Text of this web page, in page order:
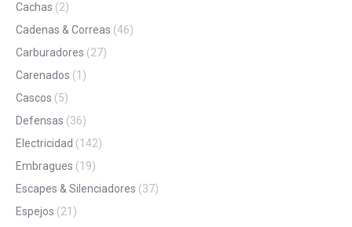
Cachas (2)
Cadenas & Correas (46)
Carburadores (27)
Carenados (1)
Cascos (5)
Defensas (36)
Electricidad (142)
Embragues (19)
Escapes & Silenciadores (37)
Espejos (21)